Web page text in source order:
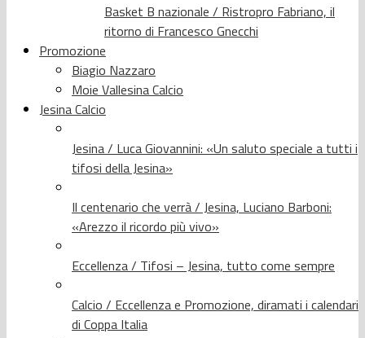
Basket B nazionale / Ristropro Fabriano, il
ritorno di Francesco Gnecchi
Promozione
Biagio Nazzaro
Moie Vallesina Calcio
Jesina Calcio
Jesina / Luca Giovannini: «Un saluto speciale a tutti i
tifosi della Jesina»
Il centenario che verrà / Jesina, Luciano Barboni:
«Arezzo il ricordo più vivo»
Eccellenza / Tifosi – Jesina, tutto come sempre
Calcio / Eccellenza e Promozione, diramati i calendari
di Coppa Italia